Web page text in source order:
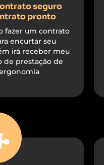
seguro
pronto
fazer um contrato
encurtar seu
irá receber meu
de prestação de